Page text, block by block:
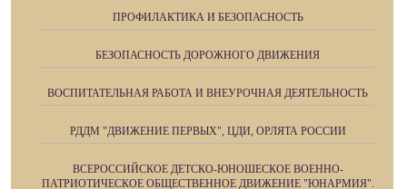
ПРОФИЛАКТИКА И БЕЗОПАСНОСТЬ
БЕЗОПАСНОСТЬ ДОРОЖНОГО ДВИЖЕНИЯ
ВОСПИТАТЕЛЬНАЯ РАБОТА И ВНЕУРОЧНАЯ ДЕЯТЕЛЬНОСТЬ
РДДМ "ДВИЖЕНИЕ ПЕРВЫХ", ЦДИ, ОРЛЯТА РОССИИ
ВСЕРОССИЙСКОЕ ДЕТСКО-ЮНОШЕСКОЕ ВОЕННО-
ПАТРИОТИЧЕСКОЕ ОБЩЕСТВЕННОЕ ДВИЖЕНИЕ "ЮНАРМИЯ".